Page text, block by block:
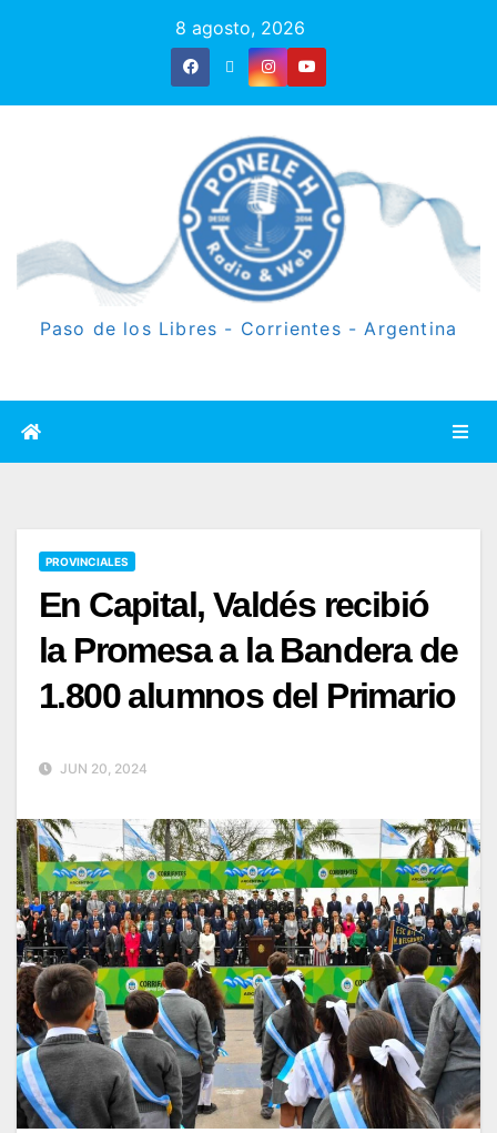
8 agosto, 2026
Paso de los Libres - Corrientes - Argentina
PROVINCIALES
En Capital, Valdés recibió
la Promesa a la Bandera de
1.800 alumnos del Primario
JUN 20, 2024